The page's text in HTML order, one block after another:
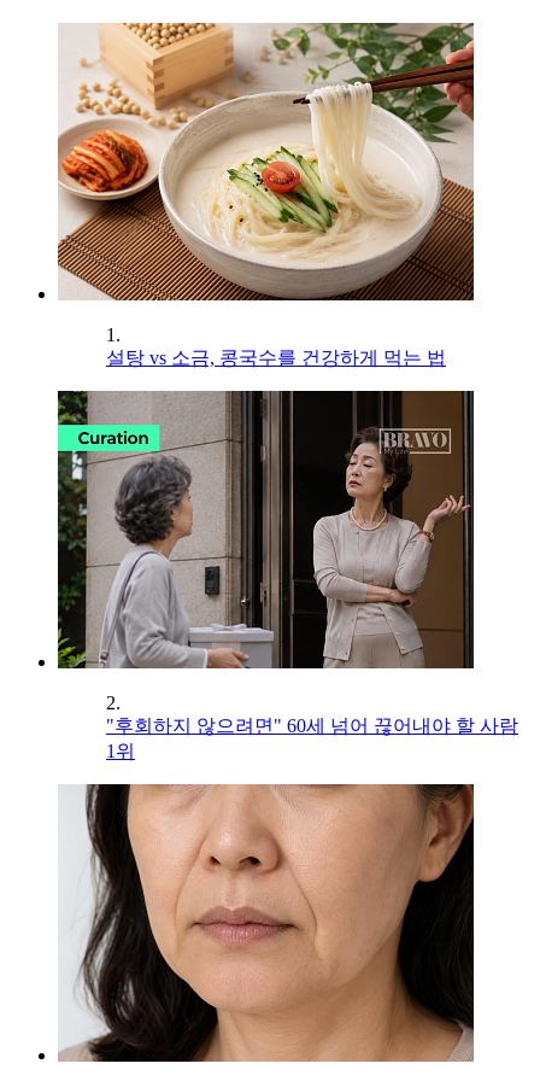
1.
설탕 vs 소금, 콩국수를 건강하게 먹는 법
2.
"후회하지 않으려면" 60세 넘어 끊어내야 할 사람
1위